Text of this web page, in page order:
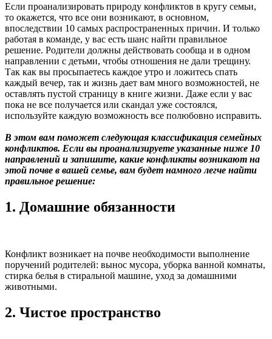
Если проанализировать природу конфликтов в кругу семьи,
то окажется, что все они возникают, в основном,
впоследствии 10 самых распространенных причин. И только
работая в команде, у вас есть шанс найти правильное
решение. Родители должны действовать сообща и в одном
направлении с детьми, чтобы отношения не дали трещину.
Так как вы просыпаетесь каждое утро и ложитесь спать
каждый вечер, так и жизнь дает вам много возможностей, не
оставлять пустой страницу в книге жизни. Даже если у вас
пока не все получается или скандал уже состоялся,
используйте каждую возможность все полюбовно исправить.
В этом вам поможет следующая классификация семейных
конфликтов. Если вы проанализируете указанные ниже 10
направлений и запишите, какие конфликты возникают на
этой почве в вашей семье, вам будет намного легче найти
правильное решение:
1. Домашние обязанности
Конфликт возникает на почве необходимости выполнение
поручений родителей: вынос мусора, уборка ванной комнаты,
стирка белья в стиральной машине, уход за домашними
животными.
2. Чистое пространство